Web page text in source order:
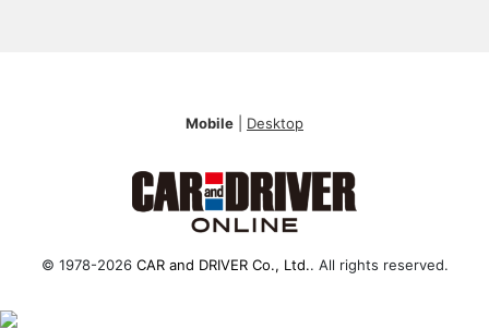
Mobile Desktop
© 1978-2026 CAR and DRIVER Co., Ltd.. All rights reserved.